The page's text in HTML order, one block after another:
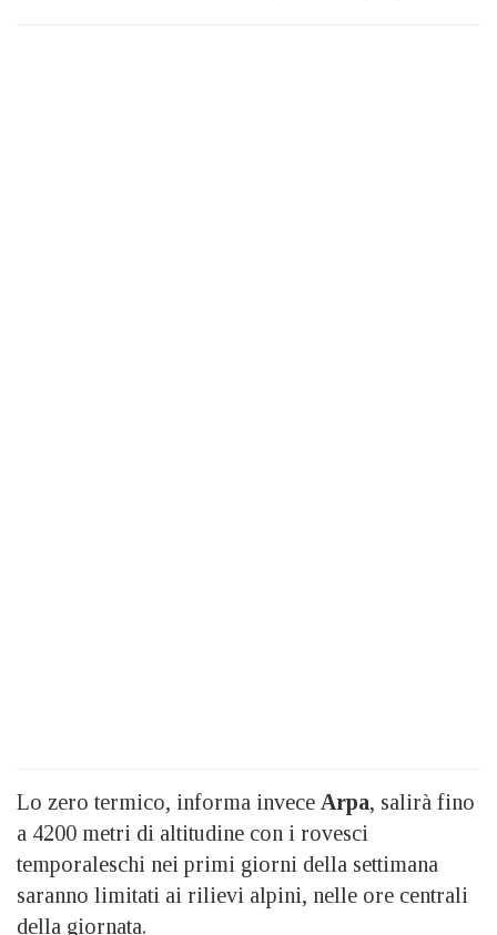
Lo zero termico, informa invece Arpa, salirà fino
a 4200 metri di altitudine con i rovesci
temporaleschi nei primi giorni della settimana
saranno limitati ai rilievi alpini, nelle ore centrali
della giornata.